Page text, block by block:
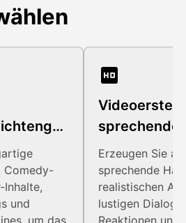
Comedy-
Inhalte,
und
sprechende
Erzeugen Sie
sprechende
realistischen
lustigen